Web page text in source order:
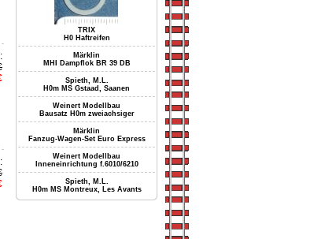
TRIX
H0 Haftreifen
Märklin
MHI Dampflok BR 39 DB
Spieth, M.L.
H0m MS Gstaad, Saanen
Weinert Modellbau
Bausatz H0m zweiachsiger
Märklin
Fanzug-Wagen-Set Euro Express
Weinert Modellbau
Inneneinrichtung f.6010/6210
Spieth, M.L.
H0m MS Montreux, Les Avants